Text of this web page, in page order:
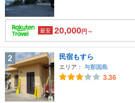
最安 20,000円～
2 民宿もすら
エリア： 与那国島
3.36